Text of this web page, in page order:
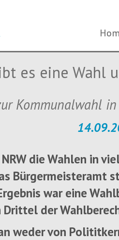
es eine Wahl
Kommunalwahl
die Wahlen in
Bürgermeisteramt
war eine
Drittel der
weder von